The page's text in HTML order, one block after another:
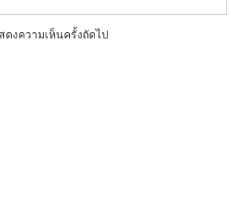
งความเห็นครั้งถัดไป